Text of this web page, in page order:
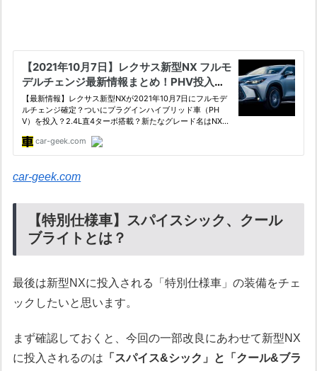
car-geek.com
【特別仕様車】スパイスシック、クール
ブライトとは？
最後は新型NXに投入される「特別仕様車」の装備をチェ
ックしたいと思います。
まず確認しておくと、今回の一部改良にあわせて新型NX
に投入されるのは 「スパイス&シック」と「クール&ブラ